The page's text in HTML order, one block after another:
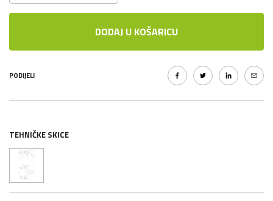
DODAJ U KOŠARICU
PODIJELI
TEHNIČKE SKICE